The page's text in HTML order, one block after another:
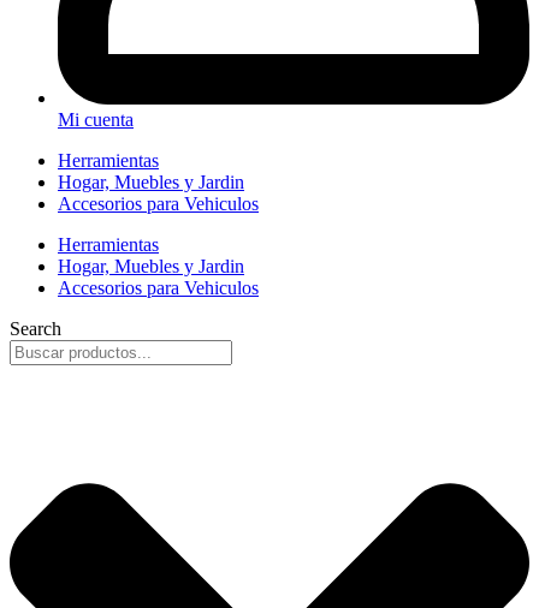
Mi cuenta
Herramientas
Hogar, Muebles y Jardin
Accesorios para Vehiculos
Herramientas
Hogar, Muebles y Jardin
Accesorios para Vehiculos
Search